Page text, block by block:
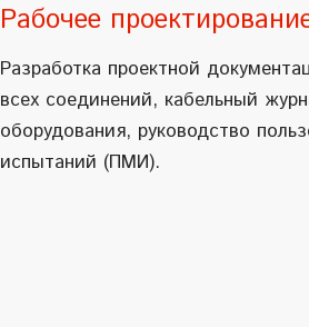
Рабочее
Разработка проектной
всех соединений, кабельный
оборудования, руководство
испытаний (ПМИ).